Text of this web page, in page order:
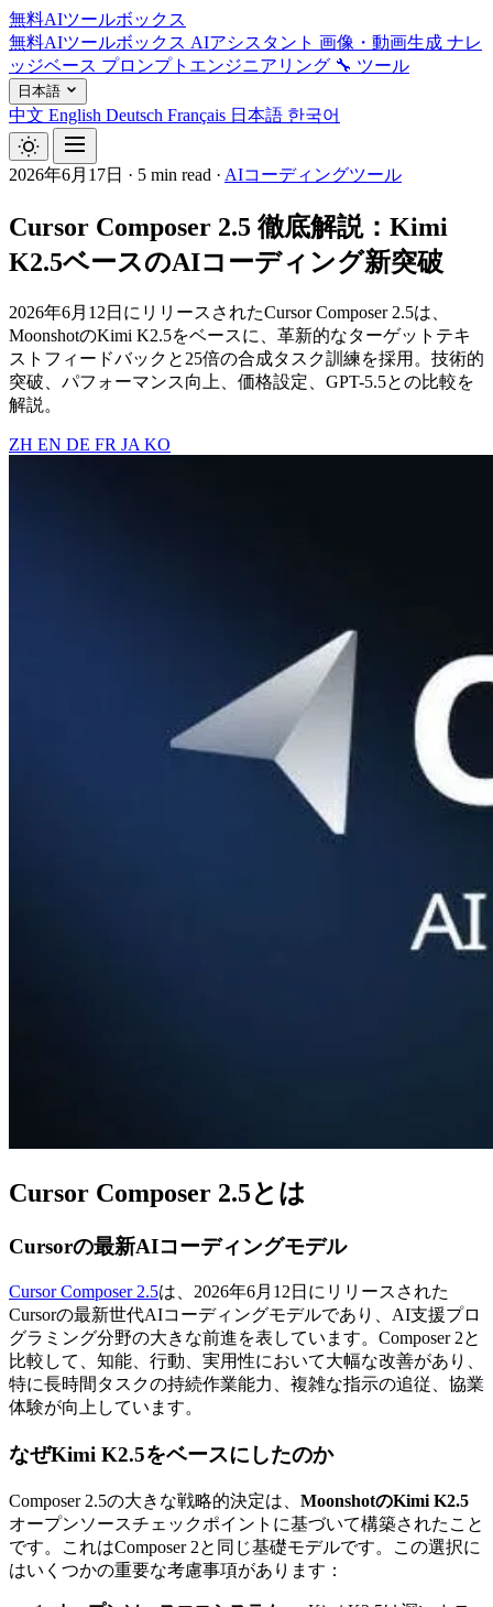
無料AIツールボックス
無料AIツールボックス AIアシスタント 画像・動画生成 ナレ
ッジベース プロンプトエンジニアリング 🔧 ツール
日本語
中文 English Deutsch Français 日本語 한국어
2026年6月17日 · 5 min read · AIコーディングツール
Cursor Composer 2.5 徹底解説：Kimi
K2.5ベースのAIコーディング新突破
2026年6月12日にリリースされたCursor Composer 2.5は、
MoonshotのKimi K2.5をベースに、革新的なターゲットテキ
ストフィードバックと25倍の合成タスク訓練を採用。技術的
突破、パフォーマンス向上、価格設定、GPT-5.5との比較を
解説。
ZH EN DE FR JA KO
Cursor Composer 2.5とは
Cursorの最新AIコーディングモデル
Cursor Composer 2.5は、2026年6月12日にリリースされた
Cursorの最新世代AIコーディングモデルであり、AI支援プロ
グラミング分野の大きな前進を表しています。Composer 2と
比較して、知能、行動、実用性において大幅な改善があり、
特に長時間タスクの持続作業能力、複雑な指示の追従、協業
体験が向上しています。
なぜKimi K2.5をベースにしたのか
Composer 2.5の大きな戦略的決定は、 MoonshotのKimi K2.5
オープンソースチェックポイントに基づいて構築されたこと
です。これはComposer 2と同じ基礎モデルです。この選択に
はいくつかの重要な考慮事項があります：